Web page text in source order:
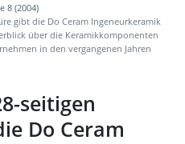
8 (2004)
gibt die Do Ceram Ingeneurkeramik
über die Keramikkomponenten
in den vergangenen Jahren
seitigen
Do Ceram